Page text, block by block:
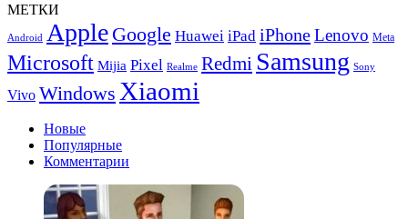
Galaxy
S25+
МЕТКИ
Android Apple Google Huawei iPad iPhoneLenovo Meta
Microsoft Mijia Pixel Realme Redmi Samsung Sony
Vivo Windows Xiaomi
Новые
Популярные
Комментарии